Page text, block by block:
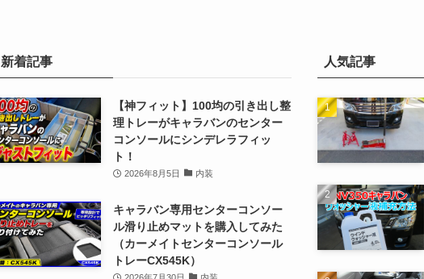
新着記事
【神フィット】100均の引き出し整
理トレーがキャラバンのセンター
コンソールにシンデレラフィッ
ト！
2026年8月5日 内装
キャラバン専用センターコンソー
ル滑り止めマットを購入してみた
（カーメイトセンターコンソール
トレーCX545K）
2026年7月30日 内装
人気記事